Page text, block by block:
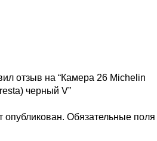
отзыв на “Камера 26 Michelin
черный V”
опубликован. Обязательные поля